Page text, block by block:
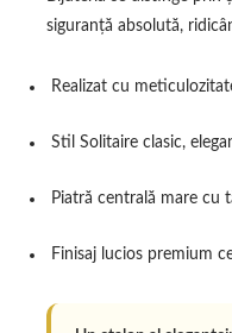
siguranță absolută,
Realizat cu
Stil Solitaire clasic,
Piatră centrală mare cu
Finisaj lucios premium